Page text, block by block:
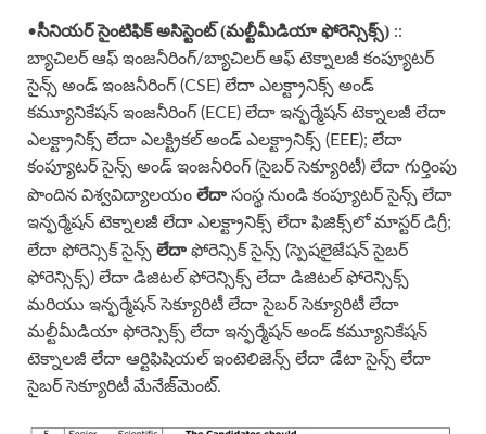
•సీనియర్ సైంటిఫిక్ అసిస్టెంట్ (మల్టీమీడియా ఫోరెన్సిక్స్) ::
బ్యాచిలర్ ఆఫ్ ఇంజనీరింగ్/బ్యాచిలర్ ఆఫ్ టెక్నాలజీ కంప్యూటర్
సైన్స్ అండ్ ఇంజనీరింగ్ (CSE) లేదా ఎలక్ట్రానిక్స్ అండ్
కమ్యూనికేషన్ ఇంజనీరింగ్ (ECE) లేదా ఇన్ఫర్మేషన్ టెక్నాలజీ లేదా
ఎలక్ట్రానిక్స్ లేదా ఎలక్ట్రికల్ అండ్ ఎలక్ట్రానిక్స్ (EEE); లేదా
కంప్యూటర్ సైన్స్ అండ్ ఇంజనీరింగ్ (సైబర్ సెక్యూరిటీ) లేదా గుర్తింపు
పొందిన విశ్వవిద్యాలయం లేదా సంస్థ నుండి కంప్యూటర్ సైన్స్ లేదా
ఇన్ఫర్మేషన్ టెక్నాలజీ లేదా ఎలక్ట్రానిక్స్ లేదా ఫిజిక్స్‌లో మాస్టర్ డిగ్రీ;
లేదా ఫోరెన్సిక్ సైన్స్ లేదా ఫోరెన్సిక్ సైన్స్ (స్పెషలైజేషన్ సైబర్
ఫోరెన్సిక్స్) లేదా డిజిటల్ ఫోరెన్సిక్స్ లేదా డిజిటల్ ఫోరెన్సిక్స్
మరియు ఇన్ఫర్మేషన్ సెక్యూరిటీ లేదా సైబర్ సెక్యూరిటీ లేదా
మల్టీమీడియా ఫోరెన్సిక్స్ లేదా ఇన్ఫర్మేషన్ అండ్ కమ్యూనికేషన్
టెక్నాలజీ లేదా ఆర్టిఫిషియల్ ఇంటెలిజెన్స్ లేదా డేటా సైన్స్ లేదా
సైబర్ సెక్యూరిటీ మేనేజ్‌మెంట్.